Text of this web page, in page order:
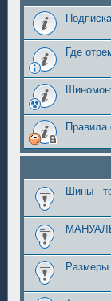
Где
Правила
Шины -
Размеры